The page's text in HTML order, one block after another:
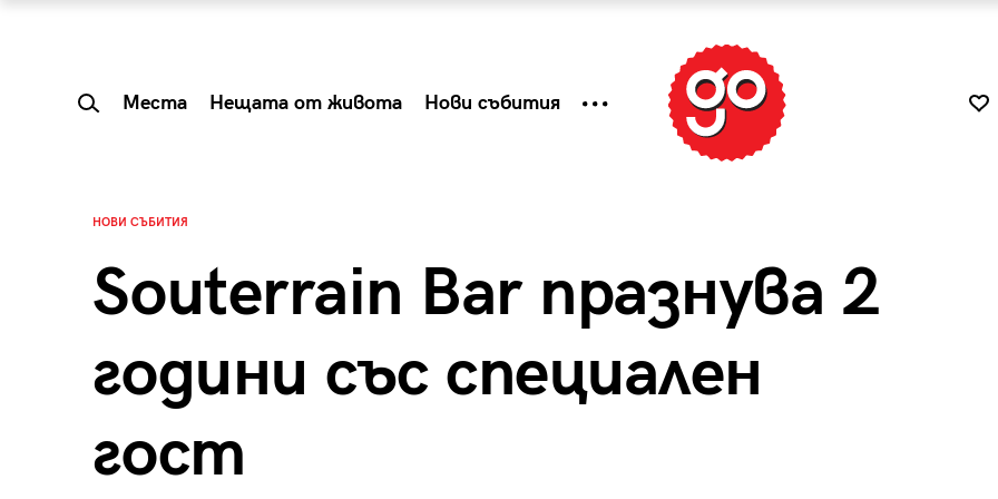
Места Нещата от живота Нови събития
НОВИ СЪБИТИЯ
Souterrain Bar празнува 2
години със специален
гост